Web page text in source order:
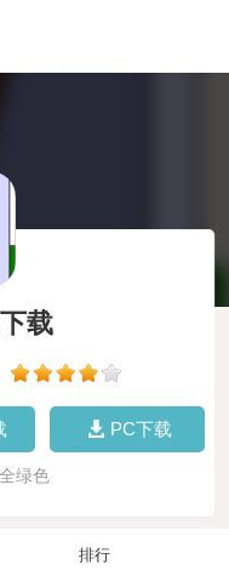
载
PC下载
绿色
排行